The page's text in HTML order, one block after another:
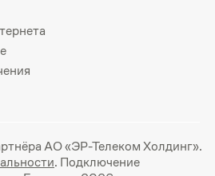
АО «ЭР-Телеком Холдинг».
. Подключение